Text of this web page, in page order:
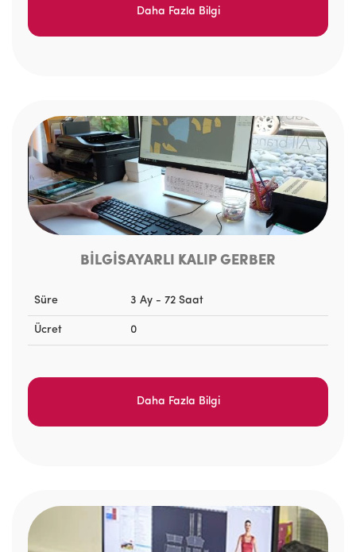
Daha Fazla Bilgi
BİLGİSAYARLI KALIP GERBER
Süre 3 Ay - 72 Saat
Ücret 0
Daha Fazla Bilgi